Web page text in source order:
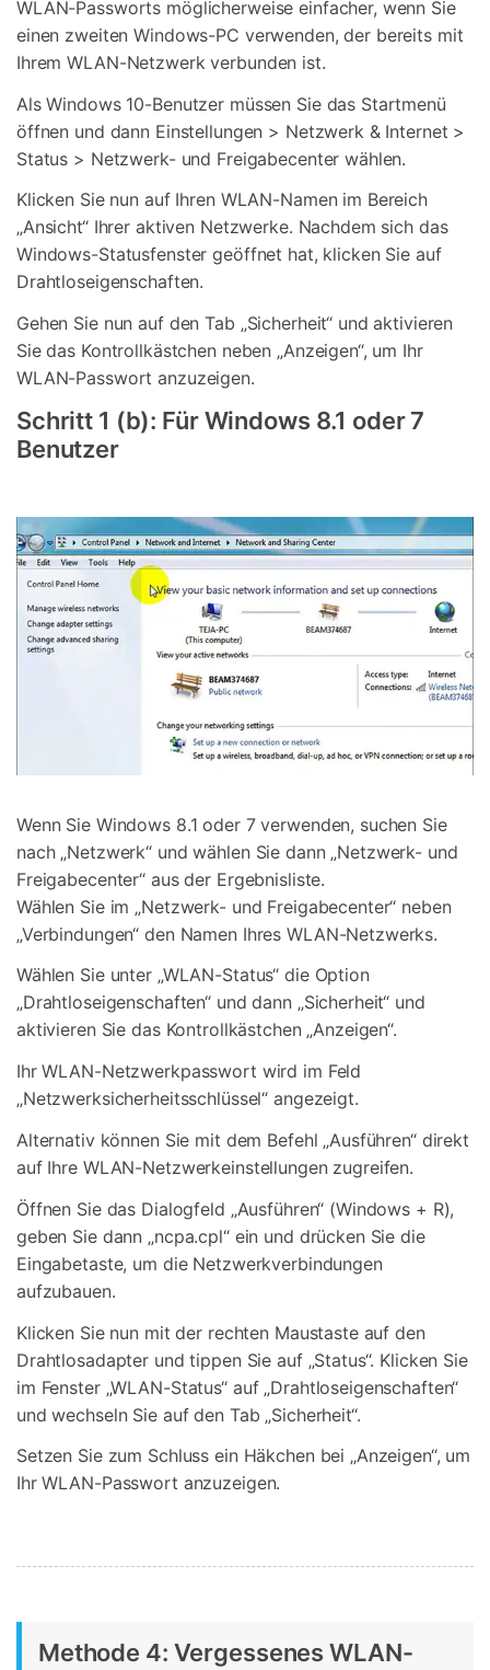
WLAN-Passworts möglicherweise einfacher, wenn Sie
einen zweiten Windows-PC verwenden, der bereits mit
Ihrem WLAN-Netzwerk verbunden ist.
Als Windows 10-Benutzer müssen Sie das Startmenü
öffnen und dann Einstellungen > Netzwerk & Internet >
Status > Netzwerk- und Freigabecenter wählen.
Klicken Sie nun auf Ihren WLAN-Namen im Bereich
„Ansicht“ Ihrer aktiven Netzwerke. Nachdem sich das
Windows-Statusfenster geöffnet hat, klicken Sie auf
Drahtloseigenschaften.
Gehen Sie nun auf den Tab „Sicherheit“ und aktivieren
Sie das Kontrollkästchen neben „Anzeigen“, um Ihr
WLAN-Passwort anzuzeigen.
Schritt 1 (b): Für Windows 8.1 oder 7
Benutzer
Wenn Sie Windows 8.1 oder 7 verwenden, suchen Sie
nach „Netzwerk“ und wählen Sie dann „Netzwerk- und
Freigabecenter“ aus der Ergebnisliste.
Wählen Sie im „Netzwerk- und Freigabecenter“ neben
„Verbindungen“ den Namen Ihres WLAN-Netzwerks.
Wählen Sie unter „WLAN-Status“ die Option
„Drahtloseigenschaften“ und dann „Sicherheit“ und
aktivieren Sie das Kontrollkästchen „Anzeigen“.
Ihr WLAN-Netzwerkpasswort wird im Feld
„Netzwerksicherheitsschlüssel“ angezeigt.
Alternativ können Sie mit dem Befehl „Ausführen“ direkt
auf Ihre WLAN-Netzwerkeinstellungen zugreifen.
Öffnen Sie das Dialogfeld „Ausführen“ (Windows + R),
geben Sie dann „ncpa.cpl“ ein und drücken Sie die
Eingabetaste, um die Netzwerkverbindungen
aufzubauen.
Klicken Sie nun mit der rechten Maustaste auf den
Drahtlosadapter und tippen Sie auf „Status“. Klicken Sie
im Fenster „WLAN-Status“ auf „Drahtloseigenschaften“
und wechseln Sie auf den Tab „Sicherheit“.
Setzen Sie zum Schluss ein Häkchen bei „Anzeigen“, um
Ihr WLAN-Passwort anzuzeigen.
Methode 4: Vergessenes WLAN-